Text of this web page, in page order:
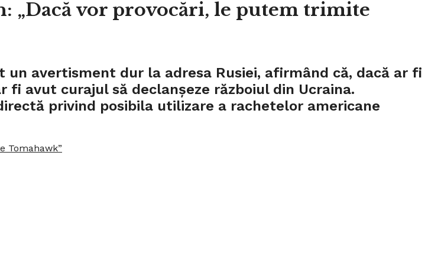
„Dacă vor provocări, le putem trimite
avertisment dur la adresa Rusiei, afirmând că, dacă ar fi
avut curajul să declanșeze războiul din Ucraina.
privind posibila utilizare a rachetelor americane